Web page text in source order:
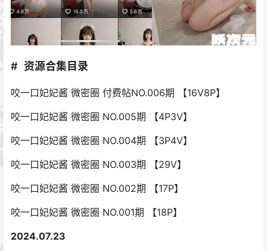
资源合集目录
咬一口妃妃酱 微密圈 付费帖NO.006期 【16V8P】
咬一口妃妃酱 微密圈 NO.005期 【4P3V】
咬一口妃妃酱 微密圈 NO.004期 【3P4V】
咬一口妃妃酱 微密圈 NO.003期 【29V】
咬一口妃妃酱 微密圈 NO.002期 【17P】
咬一口妃妃酱 微密圈 NO.001期 【18P】
2024.07.23